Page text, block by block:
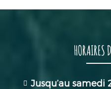
HORAIRES
Jusqu’au samedi